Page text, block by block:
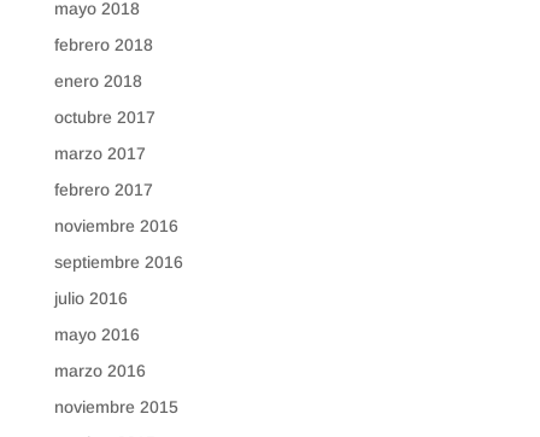
mayo 2018
febrero 2018
enero 2018
octubre 2017
marzo 2017
febrero 2017
noviembre 2016
septiembre 2016
julio 2016
mayo 2016
marzo 2016
noviembre 2015